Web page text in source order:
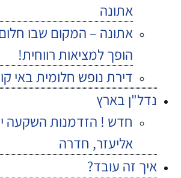
אתונה
אתונה – המקום שבו
הופך למציאות רווחית!
דירת נופש חלומית באי
נדל"ן בארץ
חדש ! הזדמנות השקעה
אליעזר, חדרה
איך זה עובד?